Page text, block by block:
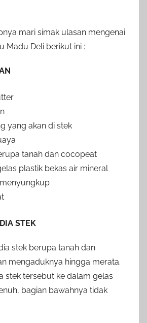
mari simak ulasan mengenai
Madu Deli berikut ini :
yang akan di stek
tanah dan cocopeat
plastik bekas air mineral
STEK
stek berupa tanah dan
mengaduknya hingga merata.
stek tersebut ke dalam gelas
bagian bawahnya tidak